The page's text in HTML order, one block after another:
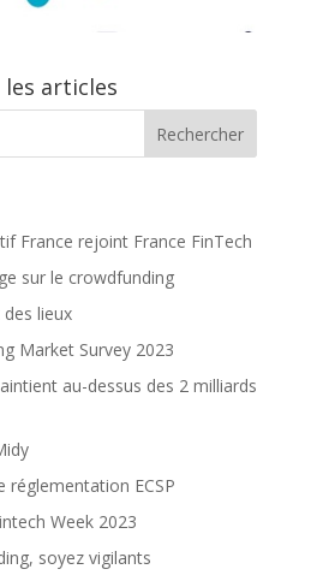
les articles
France rejoint France FinTech
sur le crowdfunding
lieux
Market Survey 2023
au-dessus des 2 milliards
réglementation ECSP
Week 2023
soyez vigilants